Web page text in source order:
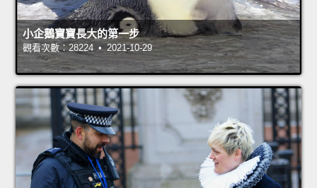
小企鵝寶寶長大的第一步
觀看次數：28224 • 2021-10-29